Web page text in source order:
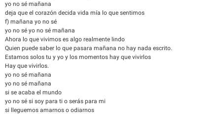
yo no sé mañana
deja que el corazón decida vida mía lo que sentimos
f) mañana yo no sé
yo no sé yo no sé mañana
Ahora lo que vivimos es algo realmente lindo
Quien puede saber lo que pasara mañana no hay nada escrito.
Estamos solos tu y yo y los momentos hay que vivirlos
Hay que vivirlos.
yo no sé mañana
yo no sé mañana
si se acaba el mundo
yo no sé si soy para ti o serás para mi
si lleguemos amarnos o odiarnos